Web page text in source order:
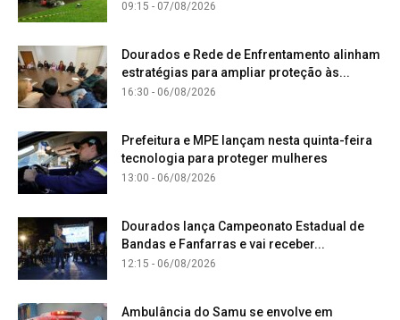
09:15 - 07/08/2026
Dourados e Rede de Enfrentamento alinham
estratégias para ampliar proteção às...
16:30 - 06/08/2026
Prefeitura e MPE lançam nesta quinta-feira
tecnologia para proteger mulheres
13:00 - 06/08/2026
Dourados lança Campeonato Estadual de
Bandas e Fanfarras e vai receber...
12:15 - 06/08/2026
Ambulância do Samu se envolve em